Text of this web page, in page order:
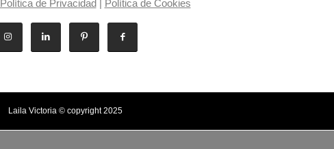
Política de Privacidad| Política de Cookies
Laila Victoria © copyright 2025